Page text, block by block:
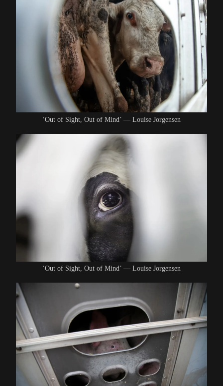
‘Out of Sight, Out of Mind’ — Louise Jorgensen
‘Out of Sight, Out of Mind’ — Louise Jorgensen